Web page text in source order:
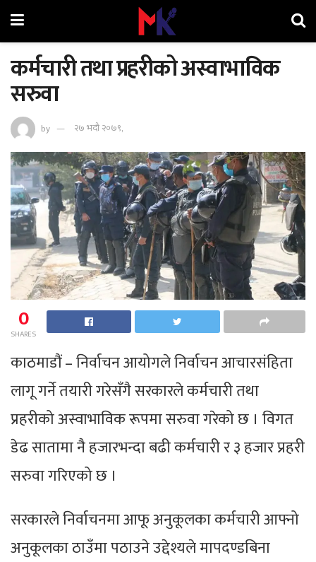
कर्मचारी तथा प्रहरीको अस्वाभाविक
सरुवा
by २७ भदौ २०७९,
0
SHARES
काठमाडौं – निर्वाचन आयोगले निर्वाचन आचारसंहिता
लागू गर्ने तयारी गरेसँगै सरकारले कर्मचारी तथा
प्रहरीको अस्वाभाविक रूपमा सरुवा गरेको छ । विगत
डेढ सातामा नै हजारभन्दा बढी कर्मचारी र ३ हजार प्रहरी
सरुवा गरिएको छ ।
सरकारले निर्वाचनमा आफू अनुकूलका कर्मचारी आफ्नो
अनुकूलका ठाउँमा पठाउने उद्देश्यले मापदण्डबिना